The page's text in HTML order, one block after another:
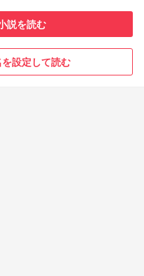
説を読む
設定して読む